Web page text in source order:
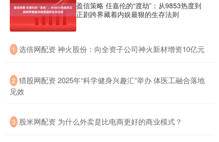
盈信策略 任嘉伦的“渡劫”：从9853热度到
正剧跨界藏着内娱最狠的生存法则
1 ​选倍网配资 神火股份：向全资子公司神火新材增资10亿元
2 ​猎股网配资 2025年“科学健身兴趣汇”举办 体医工融合落地
见效
3 ​股米网配资 为什么外卖是比电商更好的商业模式？